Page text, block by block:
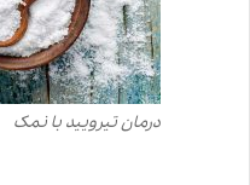
درمان تیرویید با نمک